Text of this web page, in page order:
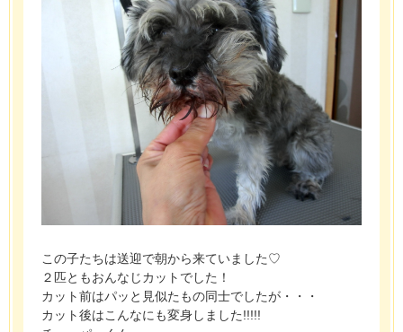
この子たちは送迎で朝から来ていました♡
２匹ともおんなじカットでした！
カット前はパッと見似たもの同士でしたが・・・
カット後はこんなにも変身しました!!!!!